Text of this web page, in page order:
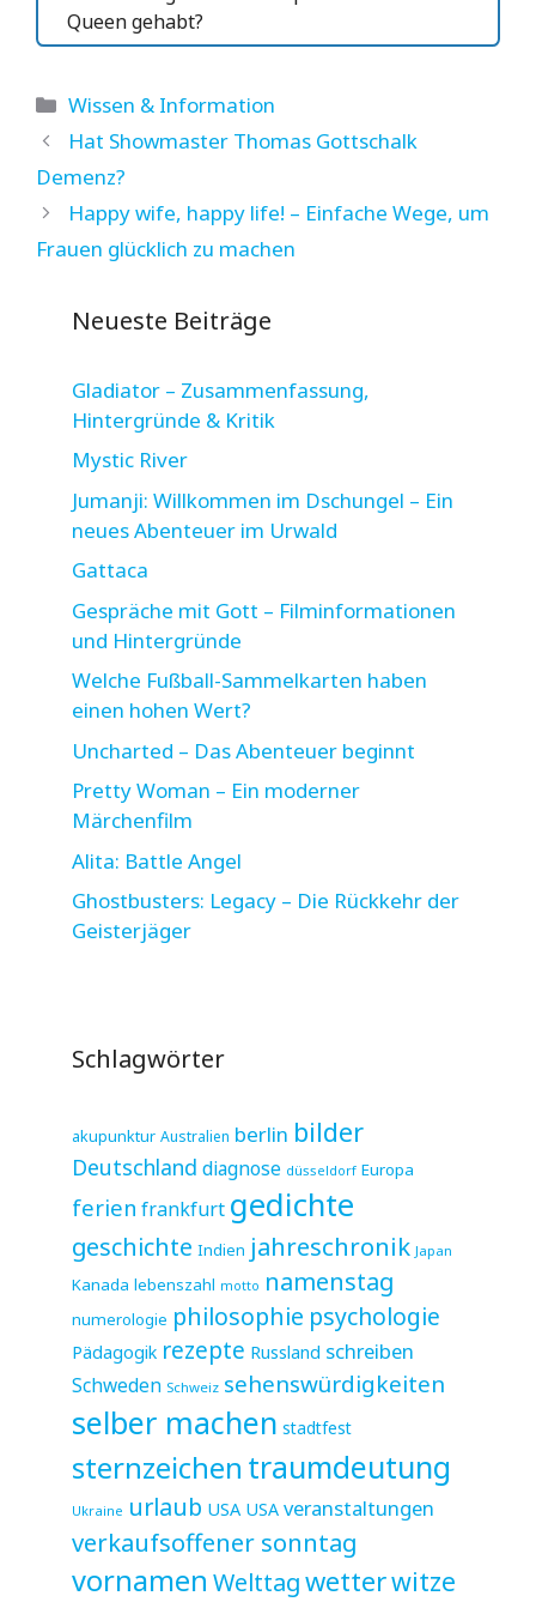
Queen gehabt?
Kategorien
Wissen & Information
Hat Showmaster Thomas Gottschalk
Demenz?
Happy wife, happy life! – Einfache Wege, um
Frauen glücklich zu machen
Neueste Beiträge
Gladiator – Zusammenfassung,
Hintergründe & Kritik
Mystic River
Jumanji: Willkommen im Dschungel – Ein
neues Abenteuer im Urwald
Gattaca
Gespräche mit Gott – Filminformationen
und Hintergründe
Welche Fußball-Sammelkarten haben
einen hohen Wert?
Uncharted – Das Abenteuer beginnt
Pretty Woman – Ein moderner
Märchenfilm
Alita: Battle Angel
Ghostbusters: Legacy – Die Rückkehr der
Geisterjäger
Schlagwörter
akupunktur Australien berlin bilder
Deutschland diagnose düsseldorf Europa
ferien frankfurt gedichte
geschichte Indien jahreschronik Japan
Kanada lebenszahl motto namenstag
numerologie philosophie psychologie
Pädagogik rezepte Russland schreiben
Schweden Schweiz sehenswürdigkeiten
selber machen stadtfest
sternzeichen traumdeutung
Ukraine urlaub USA USA veranstaltungen
verkaufsoffener sonntag
vornamen Welttagwetterwitze